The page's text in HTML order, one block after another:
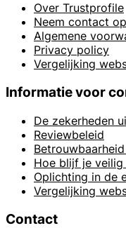
Over Trustprofile
Neem contact op
Algemene
Privacy policy
Vergelijking
Informatie voor
De zekerheden
Reviewbeleid
Hoe blijf je
Oplichting in de
Vergelijking
Contact